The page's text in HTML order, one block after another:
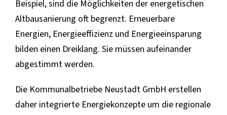
Beispiel, sind die Möglichkeiten der energetischen
Altbausanierung oft begrenzt. Erneuerbare
Energien, Energieeffizienz und Energieeinsparung
bilden einen Dreiklang. Sie müssen aufeinander
abgestimmt werden.
Die Kommunalbetriebe Neustadt GmbH erstellen
daher integrierte Energiekonzepte um die regionale